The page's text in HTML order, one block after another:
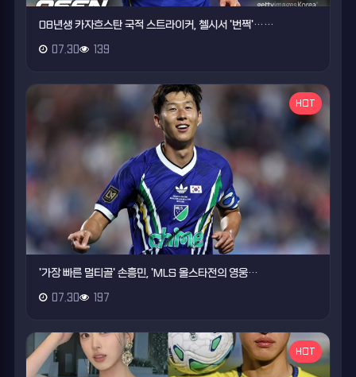
08년생 카자흐스탄 국적 스트라이커, 첼시서 '번쩍'……
07.30 139
HOT
'가장 빠른 멀티골' 손흥민, 'MLS 올스타전의 영웅…
07.30 197
HOT